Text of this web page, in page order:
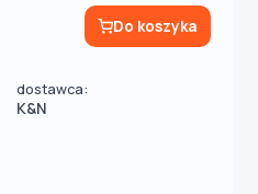
dostawca:
K&N
Do koszyka